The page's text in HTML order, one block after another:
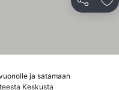
Jaa
ja satamaan
Keskusta